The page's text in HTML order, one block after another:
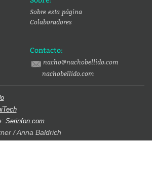
Sobre esta página
Colaboradores
Contacto:
nacho@nachobellido.com
nachobellido.com
Serinfon.com
/ Anna Baldrich